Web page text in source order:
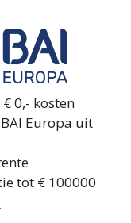
0,- kosten
Europa uit
tot € 100000